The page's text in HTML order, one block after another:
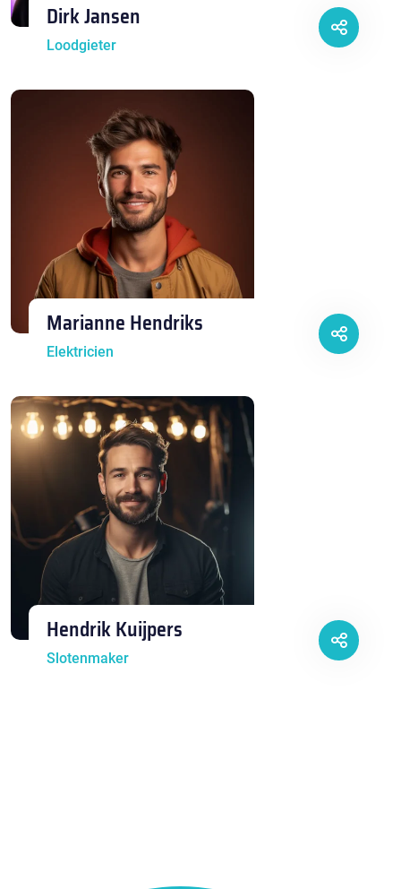
Dirk Jansen
Loodgieter
Marianne Hendriks
Elektricien
Hendrik Kuijpers
Slotenmaker